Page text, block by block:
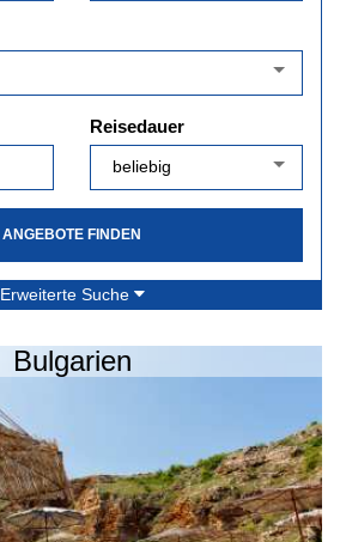
Reisedauer
ANGEBOTE FINDEN
Erweiterte Suche
Bulgarien